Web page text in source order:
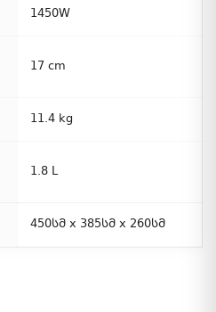
1450W
17 cm
11.4 kg
1.8 L
450სმ x 385სმ x 260სმ